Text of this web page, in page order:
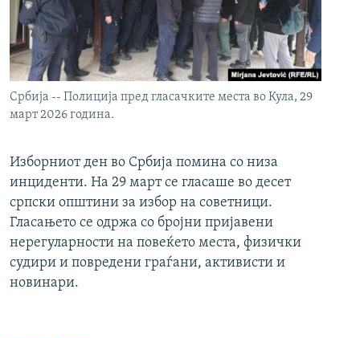
Србија -- Полиција пред гласачките места во Кула, 29
март 2026 година.
Изборниот ден во Србија помина со низа
инциденти. На 29 март се гласаше во десет
српски општини за избор на советници.
Гласањето се одржа со бројни пријавени
нерегуларности на повеќето места, физички
судири и повредени граѓани, активисти и
новинари.